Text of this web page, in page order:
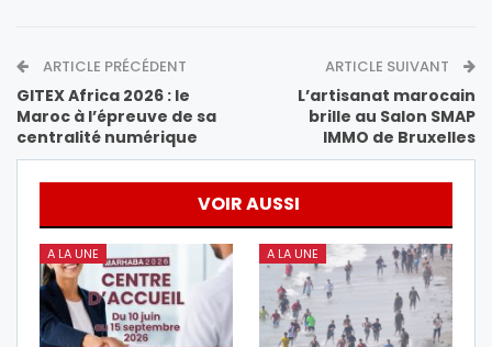
ARTICLE PRÉCÉDENT
GITEX Africa 2026 : le
Maroc à l’épreuve de sa
centralité numérique
ARTICLE SUIVANT
L’artisanat marocain
brille au Salon SMAP
IMMO de Bruxelles
VOIR AUSSI
A LA UNE A LA UNE